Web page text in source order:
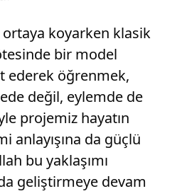
ortaya koyarken klasik
bir model
ederek öğrenmek,
değil, eylemde de
projemiz hayatın
anlayışına da güçlü
bu yaklaşımı
geliştirmeye devam